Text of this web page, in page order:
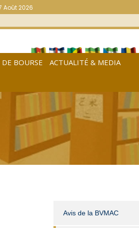
Août 2026
DE BOURSE
ACTUALITÉ & MEDIA
Avis de la BVMAC